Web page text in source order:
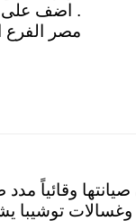
. اضف على
مصر الفرع
وقائياً
توشيبا